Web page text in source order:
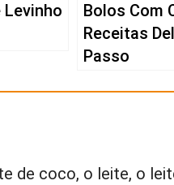
Bolos Com
Receitas
Passo
de coco, o leite, o